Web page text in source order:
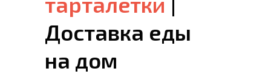
Доставка еды
на дом